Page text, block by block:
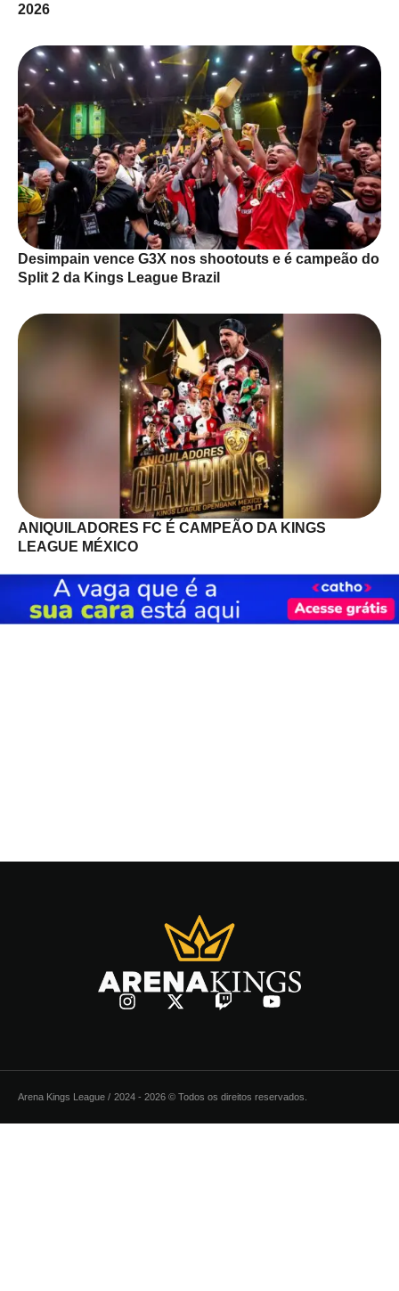
2026
Desimpain vence G3X nos shootouts e é campeão do
Split 2 da Kings League Brazil
ANIQUILADORES FC É CAMPEÃO DA KINGS
LEAGUE MÉXICO
Arena Kings League / 2024 - 2026 © Todos os direitos reservados.